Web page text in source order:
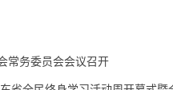
常务委员会会议召开